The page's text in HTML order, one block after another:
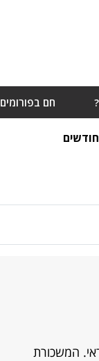
חם בפורומים
אשראי. המשכורת